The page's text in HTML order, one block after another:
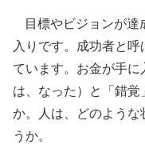
目標やビジョンが達
入りです。成功者と
ています。お金が手に
は、なった）と「錯
か。人は、どのような
うか。